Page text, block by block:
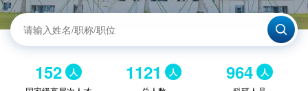
152 人 1121 人 964 人